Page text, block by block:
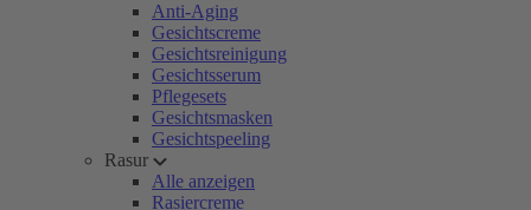
Anti-Aging
Gesichtscreme
Gesichtsreinigung
Gesichtsserum
Pflegesets
Gesichtsmasken
Gesichtspeeling
Rasur
Alle anzeigen
Rasiercreme